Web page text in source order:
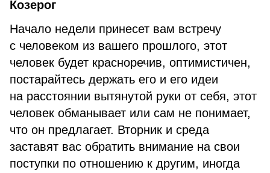
Козерог
Начало недели принесет вам встречу
с человеком из вашего прошлого, этот
человек будет красноречив, оптимистичен,
постарайтесь держать его и его идеи
на расстоянии вытянутой руки от себя, этот
человек обманывает или сам не понимает,
что он предлагает. Вторник и среда
заставят вас обратить внимание на свои
поступки по отношению к другим, иногда